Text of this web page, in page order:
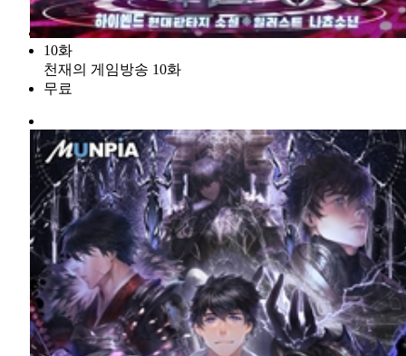
10화
천재의 게임방송 10화
무료